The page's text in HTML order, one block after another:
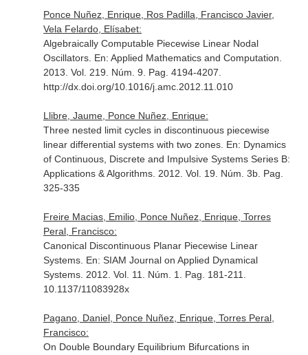
Ponce Nuñez, Enrique, Ros Padilla, Francisco Javier,
Vela Felardo, Elísabet:
Algebraically Computable Piecewise Linear Nodal
Oscillators. En: Applied Mathematics and Computation
2013. Vol. 219. Núm. 9. Pag. 4194-4207.
http://dx.doi.org/10.1016/j.amc.2012.11.010
Llibre, Jaume, Ponce Nuñez, Enrique:
Three nested limit cycles in discontinuous piecewise
linear differential systems with two zones. En: Dynamics
of Continuous, Discrete and Impulsive Systems Series B:
Applications & Algorithms. 2012. Vol. 19. Núm. 3b. Pag.
325-335
Freire Macias, Emilio, Ponce Nuñez, Enrique, Torres
Peral, Francisco:
Canonical Discontinuous Planar Piecewise Linear
Systems. En: SIAM Journal on Applied Dynamical
Systems. 2012. Vol. 11. Núm. 1. Pag. 181-211.
10.1137/11083928x
Pagano, Daniel, Ponce Nuñez, Enrique, Torres Peral,
Francisco:
On Double Boundary Equilibrium Bifurcations in